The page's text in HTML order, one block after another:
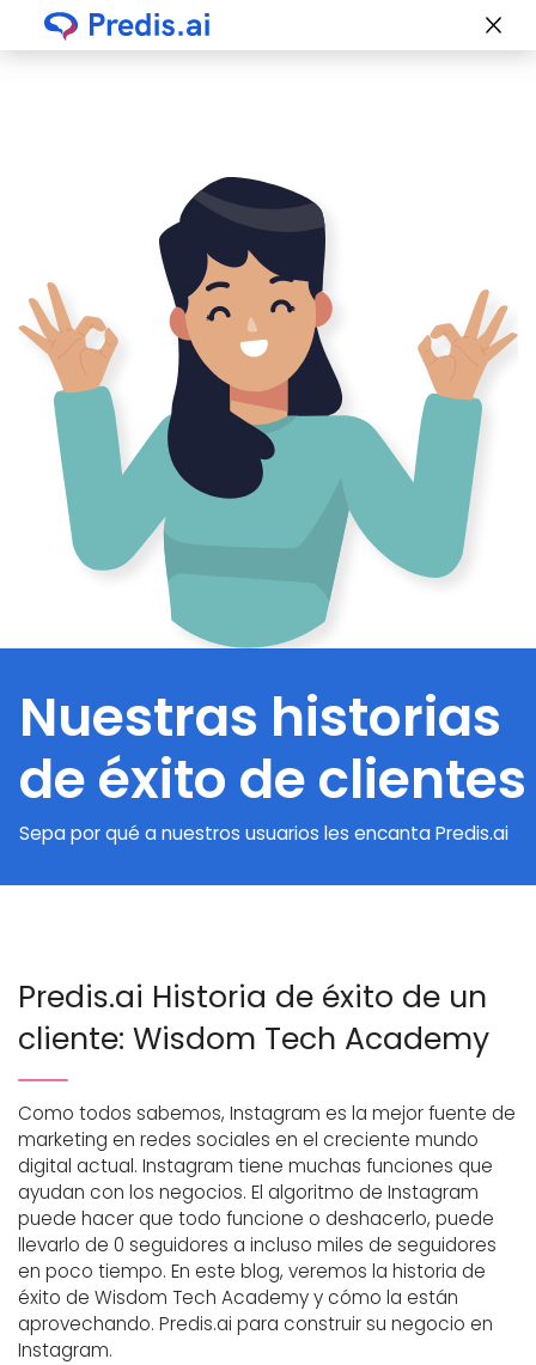
Nuestras historias
de éxito de clientes
Sepa por qué a nuestros usuarios les encanta Predis.ai
Predis.ai Historia de éxito de un
cliente: Wisdom Tech Academy
Como todos sabemos, Instagram es la mejor fuente de
marketing en redes sociales en el creciente mundo
digital actual. Instagram tiene muchas funciones que
ayudan con los negocios. El algoritmo de Instagram
puede hacer que todo funcione o deshacerlo, puede
llevarlo de 0 seguidores a incluso miles de seguidores
en poco tiempo. En este blog, veremos la historia de
éxito de Wisdom Tech Academy y cómo la están
aprovechando. Predis.ai para construir su negocio en
Instagram.